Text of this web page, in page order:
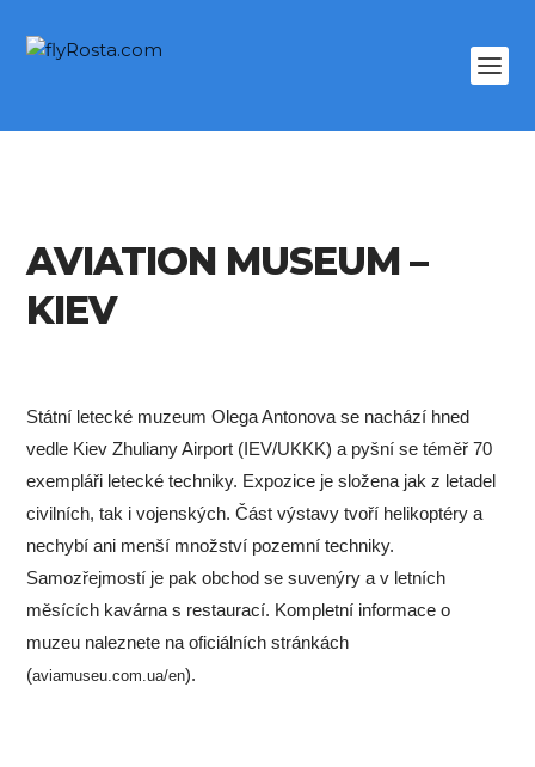
AVIATION MUSEUM –
KIEV
Státní letecké muzeum Olega Antonova se nachází hned
vedle Kiev Zhuliany Airport (IEV/UKKK) a pyšní se téměř 70
exempláři letecké techniky. Expozice je složena jak z letadel
civilních, tak i vojenských. Část výstavy tvoří helikoptéry a
nechybí ani menší množství pozemní techniky.
Samozřejmostí je pak obchod se suvenýry a v letních
měsících kavárna s restaurací. Kompletní informace o
muzeu naleznete na oficiálních stránkách
(aviamuseu.com.ua/en).